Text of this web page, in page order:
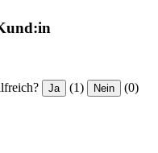
Ja (1) Nein (0)